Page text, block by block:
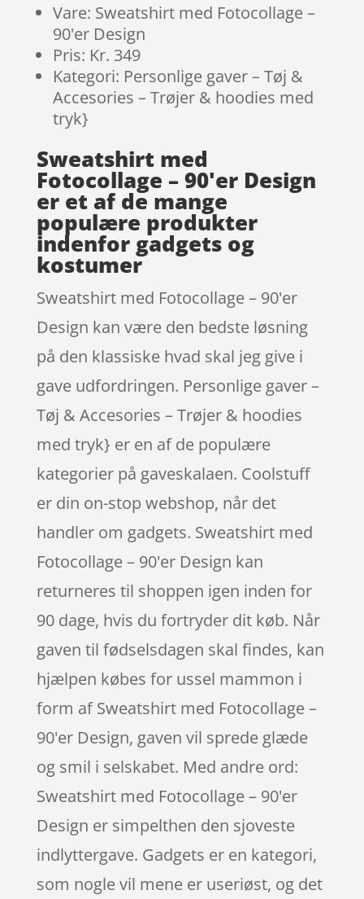
Vare: Sweatshirt med Fotocollage –
90'er Design
Pris: Kr. 349
Kategori: Personlige gaver – Tøj &
Accesories – Trøjer & hoodies med
tryk}
Sweatshirt med
Fotocollage – 90'er Design
er et af de mange
populære produkter
indenfor gadgets og
kostumer
Sweatshirt med Fotocollage – 90'er
Design kan være den bedste løsning
på den klassiske hvad skal jeg give i
gave udfordringen. Personlige gaver –
Tøj & Accesories – Trøjer & hoodies
med tryk} er en af de populære
kategorier på gaveskalaen. Coolstuff
er din on-stop webshop, når det
handler om gadgets. Sweatshirt med
Fotocollage – 90'er Design kan
returneres til shoppen igen inden for
90 dage, hvis du fortryder dit køb. Når
gaven til fødselsdagen skal findes, kan
hjælpen købes for ussel mammon i
form af Sweatshirt med Fotocollage –
90'er Design, gaven vil sprede glæde
og smil i selskabet. Med andre ord:
Sweatshirt med Fotocollage – 90'er
Design er simpelthen den sjoveste
indlyttergave. Gadgets er en kategori,
som nogle vil mene er useriøst, og det